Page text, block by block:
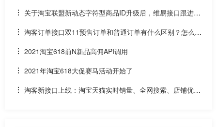
关于淘宝联盟新动态字符型商品ID升级后，维易接口跟进情
况和API调用说明
淘客订单接口双11预售订单和普通订单有什么区别？怎么区
分是淘客双11预售订单是否已付尾款？预售中支付了定金的宝
贝该如何计算佣金
2021淘宝618前N新品高佣API调用
2021年淘宝618大促赛马活动开始了
淘客新接口上线：淘宝天猫实时销量、全网搜索、店铺优惠